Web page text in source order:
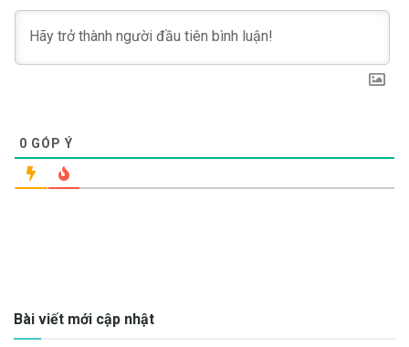
0 GÓP Ý
Bài viết mới cập nhật